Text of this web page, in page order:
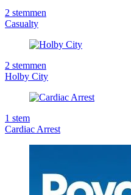
2 stemmen
Casualty
2 stemmen
Holby City
1 stem
Cardiac Arrest